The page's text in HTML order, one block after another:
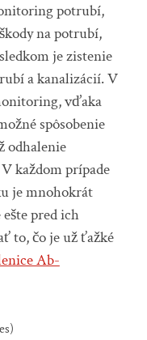
potrubí,
na potrubí,
je zistenie
a kanalizácií. V
vďaka
spôsobenie
odhalenie
každom prípade
je mnohokrát
pred ich
to, čo je už ťažké
Ab-